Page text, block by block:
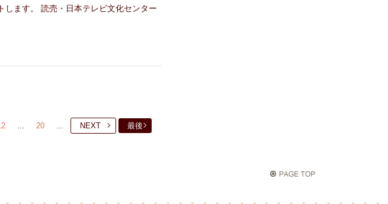
します。 読売・日本テレビ文化センター
20 NEXT 最後